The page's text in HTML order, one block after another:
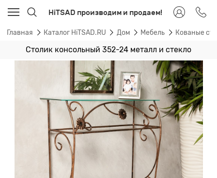
HiTSAD производим и продаем!
Главная Каталог HiTSAD.RU Дом Мебель Кованые
Столик консольный 352-24 металл и стекло